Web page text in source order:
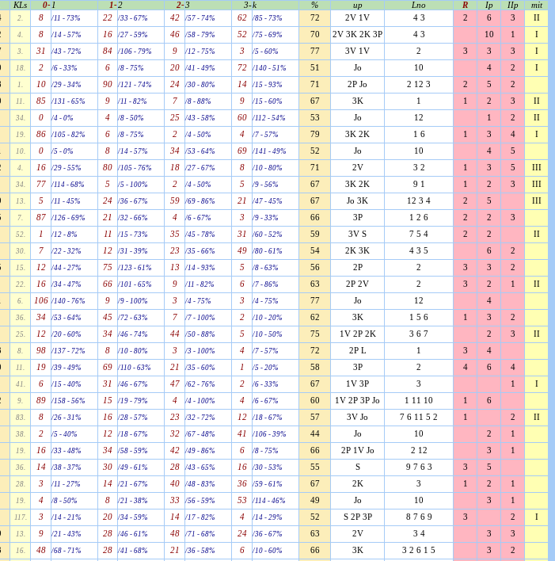
KLs 0-1 1-2 2-3 3-k % up Lno R Ip IIp mit
2. 8 /11 - 73% 22 /33 - 67% 42 /57 - 74% 62 /85 - 73% 72 2V 1V 4 3 2 6 3 II
4. 8 /14 - 57% 16 /27 - 59% 46 /58 - 79% 52 /75 - 69% 70 2V 3K 2K 3P 4 3 10 1 I
3. 31 /43 - 72% 84 /106 - 79% 9 /12 - 75% 3 /5 - 60% 77 3V 1V 2 3 3 3 I
18. 2 /6 - 33% 6 /8 - 75% 20 /41 - 49% 72 /140 - 51% 51 Jo 10 4 2 I
1. 10 /29 - 34% 90 /121 - 74% 24 /30 - 80% 14 /15 - 93% 71 2P Jo 2 12 3 2 5 2
11. 85 /131 - 65% 9 /11 - 82% 7 /8 - 88% 9 /15 - 60% 67 3K 1 1 2 3 II
34. 0 /4 - 0% 4 /8 - 50% 25 /43 - 58% 60 /112 - 54% 53 Jo 12 1 2 II
19. 86 /105 - 82% 6 /8 - 75% 2 /4 - 50% 4 /7 - 57% 79 3K 2K 1 6 1 3 4 I
10. 0 /5 - 0% 8 /14 - 57% 34 /53 - 64% 69 /141 - 49% 52 Jo 10 4 5
4. 16 /29 - 55% 80 /105 - 76% 18 /27 - 67% 8 /10 - 80% 71 2V 3 2 1 3 5 III
34. 77 /114 - 68% 5 /5 - 100% 2 /4 - 50% 5 /9 - 56% 67 3K 2K 9 1 1 2 3 III
13. 5 /11 - 45% 24 /36 - 67% 59 /69 - 86% 21 /47 - 45% 67 Jo 3K 12 3 4 2 5 III
7. 87 /126 - 69% 21 /32 - 66% 4 /6 - 67% 3 /9 - 33% 66 3P 1 2 6 2 2 3
52. 1 /12 - 8% 11 /15 - 73% 35 /45 - 78% 31 /60 - 52% 59 3V S 7 5 4 2 2 II
30. 7 /22 - 32% 12 /31 - 39% 23 /35 - 66% 49 /80 - 61% 54 2K 3K 4 3 5 6 2
15. 12 /44 - 27% 75 /123 - 61% 13 /14 - 93% 5 /8 - 63% 56 2P 2 3 3 2
22. 16 /34 - 47% 66 /101 - 65% 9 /11 - 82% 6 /7 - 86% 63 2P 2V 2 3 2 1 II
6. 106 /140 - 76% 9 /9 - 100% 3 /4 - 75% 3 /4 - 75% 77 Jo 12 4
36. 34 /53 - 64% 45 /72 - 63% 7 /7 - 100% 2 /10 - 20% 62 3K 1 5 6 1 3 2
25. 12 /20 - 60% 34 /46 - 74% 44 /50 - 88% 5 /10 - 50% 75 1V 2P 2K 3 6 7 2 3 II
8. 98 /137 - 72% 8 /10 - 80% 3 /3 - 100% 4 /7 - 57% 72 2P L 1 3 4
11. 19 /39 - 49% 69 /110 - 63% 21 /35 - 60% 1 /5 - 20% 58 3P 2 4 6 4
41. 6 /15 - 40% 31 /46 - 67% 47 /62 - 76% 2 /6 - 33% 67 1V 3P 3 1 I
9. 89 /158 - 56% 15 /19 - 79% 4 /4 - 100% 4 /6 - 67% 60 1V 2P 3P Jo 1 11 10 1 6
83. 8 /26 - 31% 16 /28 - 57% 23 /32 - 72% 12 /18 - 67% 57 3V Jo 7 6 11 5 2 1 2 II
38. 2 /5 - 40% 12 /18 - 67% 32 /67 - 48% 41 /106 - 39% 44 Jo 10 2 1
19. 16 /33 - 48% 34 /58 - 59% 42 /49 - 86% 6 /8 - 75% 66 2P 1V Jo 2 12 3 1
36. 14 /38 - 37% 30 /49 - 61% 28 /43 - 65% 16 /30 - 53% 55 S 9 7 6 3 3 5
28. 3 /11 - 27% 14 /21 - 67% 40 /48 - 83% 36 /59 - 61% 67 2K 3 1 2 1
19. 4 /8 - 50% 8 /21 - 38% 33 /56 - 59% 53 /114 - 46% 49 Jo 10 3 1
117. 3 /14 - 21% 20 /34 - 59% 14 /17 - 82% 4 /14 - 29% 52 S 2P 3P 8 7 6 9 3 2 I
13. 9 /21 - 43% 28 /46 - 61% 48 /71 - 68% 24 /36 - 67% 63 2V 3 4 3 3
16. 48 /68 - 71% 28 /41 - 68% 21 /36 - 58% 6 /10 - 60% 66 3K 3 2 6 1 5 3 2